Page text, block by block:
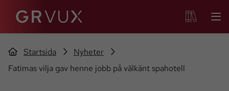
Startsida
Nyheter
Fatimas vilja gav henne jobb på välkänt spahotell